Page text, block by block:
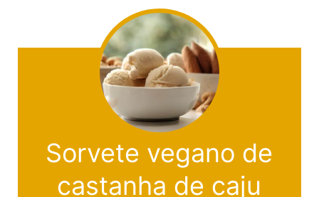
Sorvete vegano de
castanha de caju